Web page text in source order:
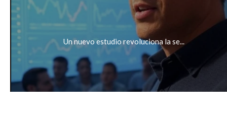
Un nuevo estudio revoluciona la se...